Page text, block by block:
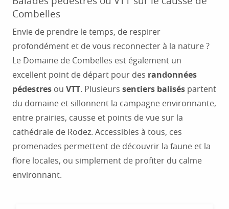
Combelles
Envie de prendre le temps, de respirer
profondément et de vous reconnecter à la nature ?
Le Domaine de Combelles est également un
excellent point de départ pour des randonnées
pédestres ou VTT. Plusieurs sentiers balisés partent
du domaine et sillonnent la campagne environnante,
entre prairies, causse et points de vue sur la
cathédrale de Rodez. Accessibles à tous, ces
promenades permettent de découvrir la faune et la
flore locales, ou simplement de profiter du calme
environnant.